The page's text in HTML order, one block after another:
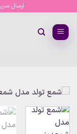
content
ارسال